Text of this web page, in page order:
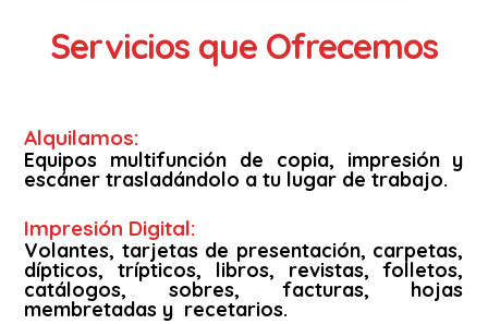
Servicios que Ofrecemos
Alquilamos:
Equipos multifunción de copia, impresión y
escáner trasladándolo a tu lugar de trabajo.
Impresión Digital:
Volantes, tarjetas de presentación, carpetas,
dípticos, trípticos, libros, revistas, folletos,
catálogos, sobres, facturas, hojas
membretadas y recetarios.